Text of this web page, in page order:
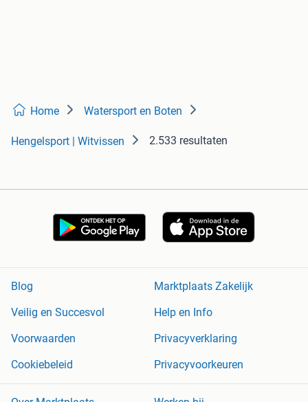
Home Watersport en Boten
Hengelsport | Witvissen 2.533 resultaten
Blog
Marktplaats Zakelijk
Veilig en Succesvol
Help en Info
Voorwaarden
Privacyverklaring
Cookiebeleid
Privacyvoorkeuren